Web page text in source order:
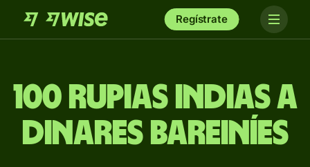
Regístrate
100 rupias indias a
dinares bareiníes